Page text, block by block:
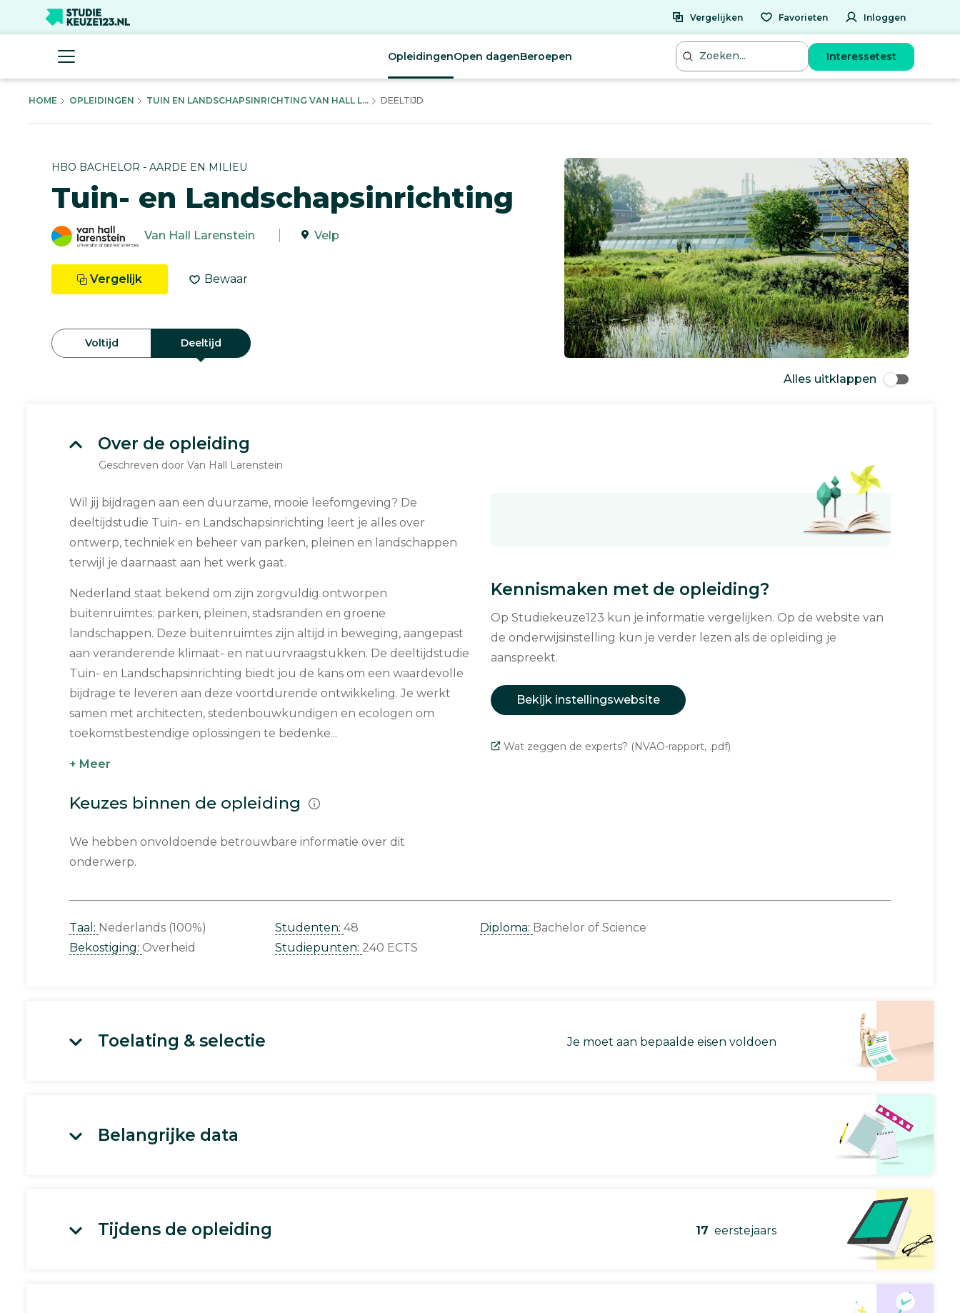
Vergelijken Favorieten Inloggen
OpleidingenOpen dagenBeroepen Interessetest
HOME OPLEIDINGEN TUIN EN LANDSCHAPSINRICHTING VAN HALL L... DEELTIJD
HBO BACHELOR - AARDE EN MILIEU
Tuin- en Landschapsinrichting
Van Hall Larenstein Velp
Vergelijk Bewaar
Voltijd Deeltijd
Alles uitklappen
Over de opleiding
Geschreven door Van Hall Larenstein
Wil jij bijdragen aan een duurzame, mooie leefomgeving? De
deeltijdstudie Tuin- en Landschapsinrichting leert je alles over
ontwerp, techniek en beheer van parken, pleinen en landschappen
terwijl je daarnaast aan het werk gaat.
Nederland staat bekend om zijn zorgvuldig ontworpen
buitenruimtes: parken, pleinen, stadsranden en groene
landschappen. Deze buitenruimtes zijn altijd in beweging, aangepast
aan veranderende klimaat- en natuurvraagstukken. De deeltijdstudie
Tuin- en Landschapsinrichting biedt jou de kans om een waardevolle
bijdrage te leveren aan deze voortdurende ontwikkeling. Je werkt
samen met architecten, stedenbouwkundigen en ecologen om
toekomstbestendige oplossingen te bedenke...
+ Meer
Keuzes binnen de opleiding
We hebben onvoldoende betrouwbare informatie over dit
onderwerp.
Kennismaken met de opleiding?
Op Studiekeuze123 kun je informatie vergelijken. Op de website van
de onderwijsinstelling kun je verder lezen als de opleiding je
aanspreekt.
Bekijk instellingswebsite
Wat zeggen de experts? (NVAO-rapport, .pdf)
Taal: Nederlands (100%)
Bekostiging: Overheid
Studenten: 48
Studiepunten: 240 ECTS
Diploma: Bachelor of Science
Toelating & selectie Je moet aan bepaalde eisen voldoen
Belangrijke data
Tijdens de opleiding 17 eerstejaars